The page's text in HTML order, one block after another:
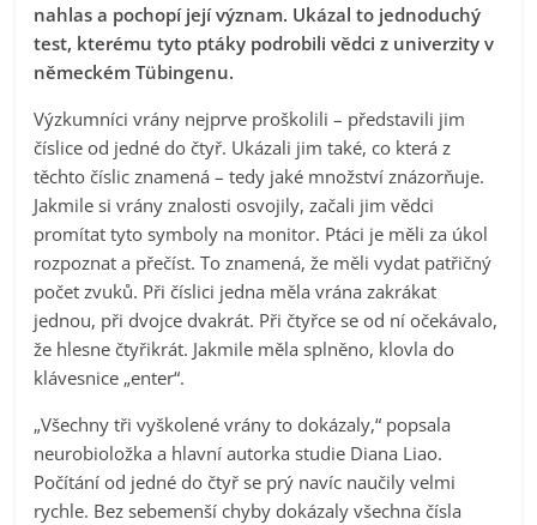
nahlas a pochopí její význam. Ukázal to jednoduchý
test, kterému tyto ptáky podrobili vědci z univerzity v
německém Tübingenu.
Výzkumníci vrány nejprve proškolili – představili jim
číslice od jedné do čtyř. Ukázali jim také, co která z
těchto číslic znamená – tedy jaké množství znázorňuje.
Jakmile si vrány znalosti osvojily, začali jim vědci
promítat tyto symboly na monitor. Ptáci je měli za úkol
rozpoznat a přečíst. To znamená, že měli vydat patřičný
počet zvuků. Při číslici jedna měla vrána zakrákat
jednou, při dvojce dvakrát. Při čtyřce se od ní očekávalo,
že hlesne čtyřikrát. Jakmile měla splněno, klovla do
klávesnice „enter“.
„Všechny tři vyškolené vrány to dokázaly,“ popsala
neurobioložka a hlavní autorka studie Diana Liao.
Počítání od jedné do čtyř se prý navíc naučily velmi
rychle. Bez sebemenší chyby dokázaly všechna čísla